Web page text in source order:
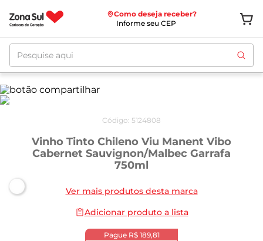
Como deseja receber?
Informe seu CEP
Pesquise aqui
Código: 5124808
Vinho Tinto Chileno Viu Manent Vibo
Cabernet Sauvignon/Malbec Garrafa
750ml
Ver mais produtos desta marca
Adicionar produto a lista
Pague R$ 189,81